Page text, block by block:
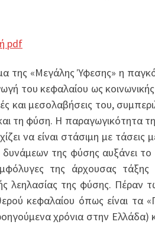
pdf
της «Μεγάλης Ύφεσης» η
του κεφαλαίου ως
και μεσολαβήσεις του,
τη φύση. Η παραγωγικότητα
να είναι στάσιμη με
της φύσης αυξάνει
της άρχουσας τάξης
λεηλασίας της φύσης. Πέραν
κεφαλαίου όπως είναι
χρόνια στην Ελλάδα)